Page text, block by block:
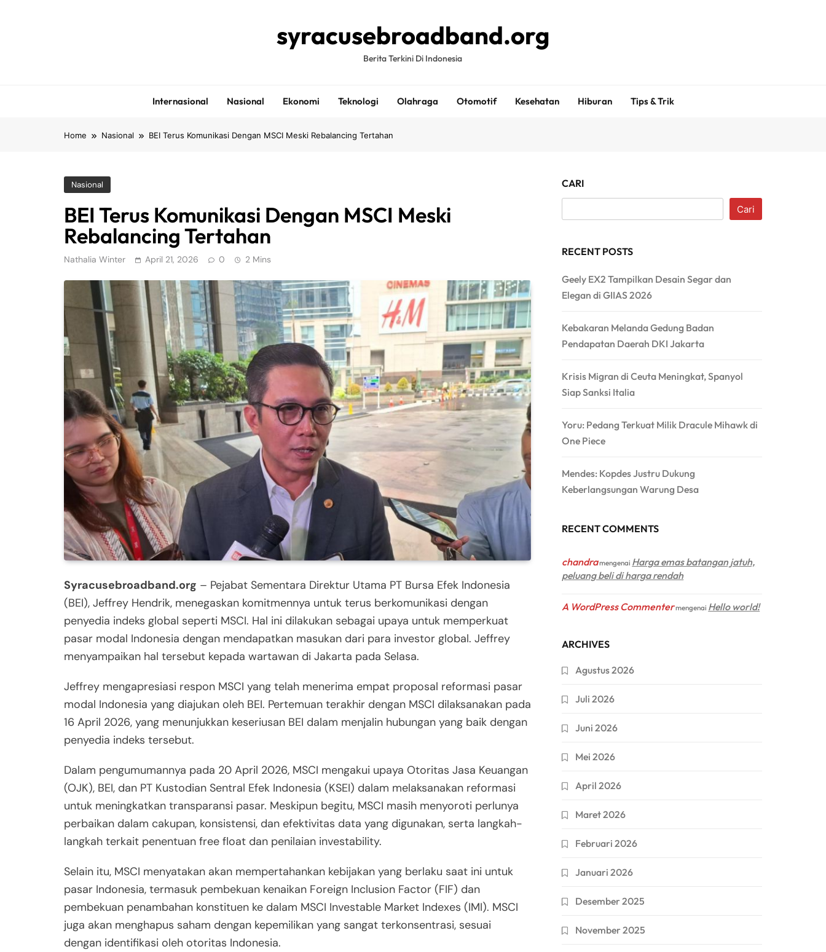
syracusebroadband.org
Berita Terkini Di Indonesia
Internasional Nasional Ekonomi Teknologi Olahraga Otomotif Kesehatan Hiburan Tips & Trik
Home Nasional BEI Terus Komunikasi Dengan MSCI Meski Rebalancing Tertahan
Nasional
BEI Terus Komunikasi Dengan MSCI Meski
Rebalancing Tertahan
Nathalia Winter April 21, 2026 0 2 Mins
Syracusebroadband.org – Pejabat Sementara Direktur Utama PT Bursa Efek Indonesia
(BEI), Jeffrey Hendrik, menegaskan komitmennya untuk terus berkomunikasi dengan
penyedia indeks global seperti MSCI. Hal ini dilakukan sebagai upaya untuk memperkuat
pasar modal Indonesia dengan mendapatkan masukan dari para investor global. Jeffrey
menyampaikan hal tersebut kepada wartawan di Jakarta pada Selasa.
Jeffrey mengapresiasi respon MSCI yang telah menerima empat proposal reformasi pasar
modal Indonesia yang diajukan oleh BEI. Pertemuan terakhir dengan MSCI dilaksanakan pada
16 April 2026, yang menunjukkan keseriusan BEI dalam menjalin hubungan yang baik dengan
penyedia indeks tersebut.
Dalam pengumumannya pada 20 April 2026, MSCI mengakui upaya Otoritas Jasa Keuangan
(OJK), BEI, dan PT Kustodian Sentral Efek Indonesia (KSEI) dalam melaksanakan reformasi
untuk meningkatkan transparansi pasar. Meskipun begitu, MSCI masih menyoroti perlunya
perbaikan dalam cakupan, konsistensi, dan efektivitas data yang digunakan, serta langkah-
langkah terkait penentuan free float dan penilaian investability.
Selain itu, MSCI menyatakan akan mempertahankan kebijakan yang berlaku saat ini untuk
pasar Indonesia, termasuk pembekuan kenaikan Foreign Inclusion Factor (FIF) dan
pembekuan penambahan konstituen ke dalam MSCI Investable Market Indexes (IMI). MSCI
juga akan menghapus saham dengan kepemilikan yang sangat terkonsentrasi, sesuai
dengan identifikasi oleh otoritas Indonesia.
CARI
Cari
RECENT POSTS
Geely EX2 Tampilkan Desain Segar dan
Elegan di GIIAS 2026
Kebakaran Melanda Gedung Badan
Pendapatan Daerah DKI Jakarta
Krisis Migran di Ceuta Meningkat, Spanyol
Siap Sanksi Italia
Yoru: Pedang Terkuat Milik Dracule Mihawk di
One Piece
Mendes: Kopdes Justru Dukung
Keberlangsungan Warung Desa
RECENT COMMENTS
chandramengenai Harga emas batangan jatuh,
peluang beli di harga rendah
A WordPress Commentermengenai Hello world!
ARCHIVES
Agustus 2026
Juli 2026
Juni 2026
Mei 2026
April 2026
Maret 2026
Februari 2026
Januari 2026
Desember 2025
November 2025